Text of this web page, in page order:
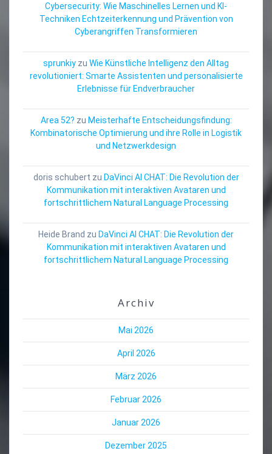
Cybersecurity: Wie Maschinelles Lernen und KI-
Techniken Echtzeiterkennung und Prävention von
Cyberangriffen Transformieren
sprunkiy zu Wie Künstliche Intelligenz den Alltag
revolutioniert: Smarte Assistenten und personalisierte
Erlebnisse für Endverbraucher
Area 52? zu Meisterhafte Entscheidungsfindung:
Kombinatorische Optimierung und ihre Rolle in Logistik
und Netzwerkdesign
doris schubert zu DaVinci AI CHAT: Die Revolution der
Kommunikation mit interaktiven Avataren und
fortschrittlichem Natural Language Processing
Heide Brand zu DaVinci AI CHAT: Die Revolution der
Kommunikation mit interaktiven Avataren und
fortschrittlichem Natural Language Processing
Archiv
Mai 2026
April 2026
März 2026
Februar 2026
Januar 2026
Dezember 2025